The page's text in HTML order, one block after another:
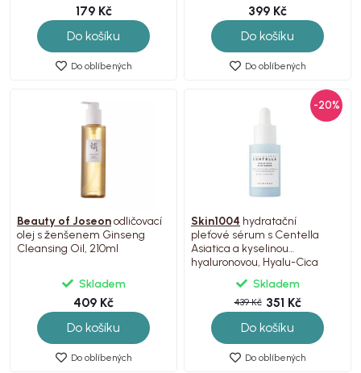
179 Kč
Do košíku
Do oblíbených
399 Kč
Do košíku
Do oblíbených
Beauty of Joseonodličovací
olej s ženšenem Ginseng
Cleansing Oil, 210ml
Skladem
409 Kč
Do košíku
Do oblíbených
-20%
Skin1004 hydratační
pleťové sérum s Centella
Asiatica a kyselinou
hyaluronovou, Hyalu-Cica
Blue Serum, 50ml
Skladem
439 Kč 351 Kč
Do košíku
Do oblíbených